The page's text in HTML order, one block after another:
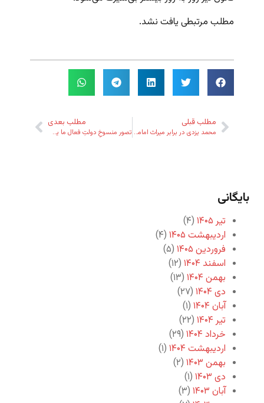
مطلب مرتبطی یافت نشد.
مطلب قبلی
محمد یزدی در برابر میراث امامان شیعه
مطلب بعدی
تصور منسوخِ دولتِ فعال ما یشاء
بایگانی
تیر ۱۴۰۵
(۴)
اردیبهشت ۱۴۰۵
(۴)
فروردین ۱۴۰۵
(۵)
اسفند ۱۴۰۴
(۱۲)
بهمن ۱۴۰۴
(۱۳)
دی ۱۴۰۴
(۲۷)
آبان ۱۴۰۴
(۱)
تیر ۱۴۰۴
(۲۲)
خرداد ۱۴۰۴
(۲۹)
اردیبهشت ۱۴۰۴
(۱)
بهمن ۱۴۰۳
(۲)
دی ۱۴۰۳
(۱)
آبان ۱۴۰۳
(۳)